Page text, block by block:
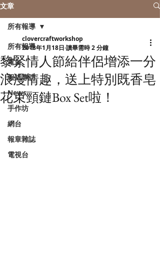
文章
所有報導
電台
報紙專訪
News
手作坊
網台
報章雜誌
電視台
所有報導
黎緊情人節給伴侶增添一分
浪漫情趣，送上特別既香皂
花束頸鏈Box Set啦！
clovercraftworkshop
2018年1月18日 讀畢需時 2 分鐘